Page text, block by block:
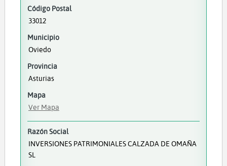
Código Postal
33012
Municipio
Oviedo
Provincia
Asturias
Mapa
Ver Mapa
Razón Social
INVERSIONES PATRIMONIALES CALZADA DE OMAÑA
SL